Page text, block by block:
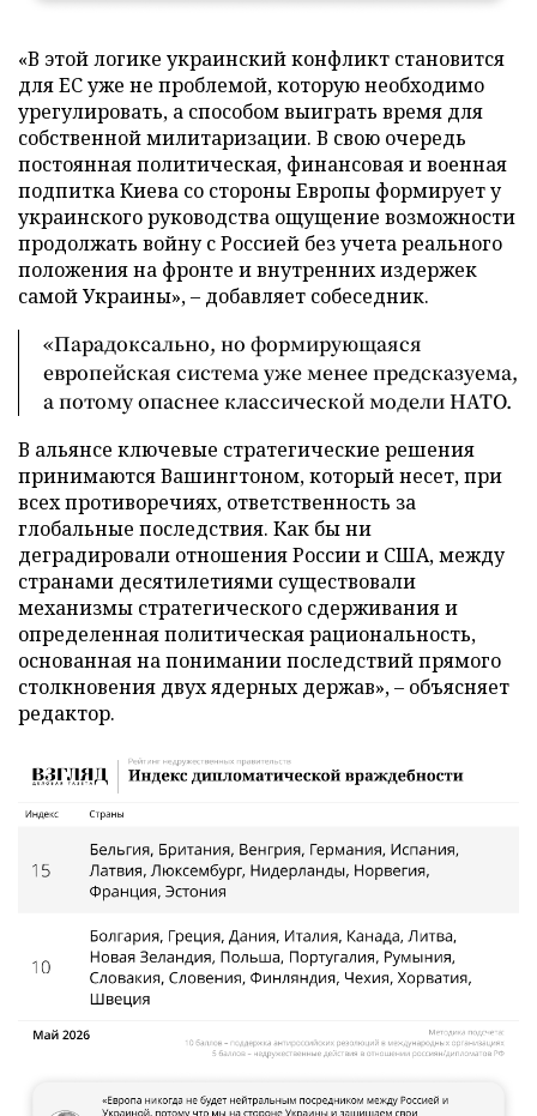
«В этой логике украинский конфликт становится
для ЕС уже не проблемой, которую необходимо
урегулировать, а способом выиграть время для
собственной милитаризации. В свою очередь
постоянная политическая, финансовая и военная
подпитка Киева со стороны Европы формирует у
украинского руководства ощущение возможности
продолжать войну с Россией без учета реального
положения на фронте и внутренних издержек
самой Украины», – добавляет собеседник.
«Парадоксально, но формирующаяся
европейская система уже менее предсказуема,
а потому опаснее классической модели НАТО.
В альянсе ключевые стратегические решения
принимаются Вашингтоном, который несет, при
всех противоречиях, ответственность за
глобальные последствия. Как бы ни
деградировали отношения России и США, между
странами десятилетиями существовали
механизмы стратегического сдерживания и
определенная политическая рациональность,
основанная на понимании последствий прямого
столкновения двух ядерных держав», – объясняет
редактор.